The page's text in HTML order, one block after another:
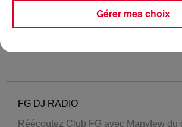
FG DJ RADIO
Réécoutez Club FG avec Manyfew du
Gérer mes choix